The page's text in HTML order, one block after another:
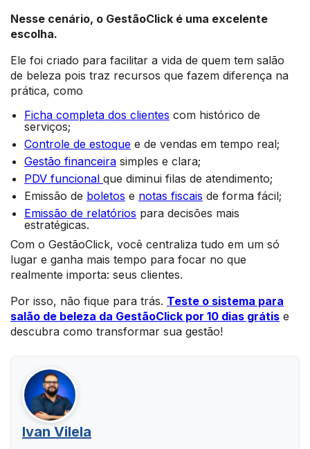
Nesse cenário, o GestãoClick é uma excelente
escolha.
Ele foi criado para facilitar a vida de quem tem salão
de beleza pois traz recursos que fazem diferença na
prática, como
Ficha completa dos clientes com histórico de
serviços;
Controle de estoque e de vendas em tempo real;
Gestão financeira simples e clara;
PDV funcional que diminui filas de atendimento;
Emissão de boletos e notas fiscais de forma fácil;
Emissão de relatórios para decisões mais
estratégicas.
Com o GestãoClick, você centraliza tudo em um só
lugar e ganha mais tempo para focar no que
realmente importa: seus clientes.
Por isso, não fique para trás. Teste o sistema para
salão de beleza da GestãoClick por 10 dias grátis e
descubra como transformar sua gestão!
Ivan Vilela